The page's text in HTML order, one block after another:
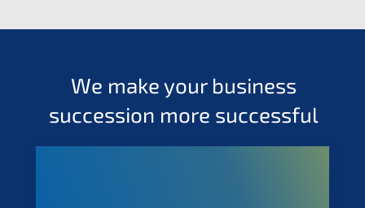
We make your business
succes­si­on more successful